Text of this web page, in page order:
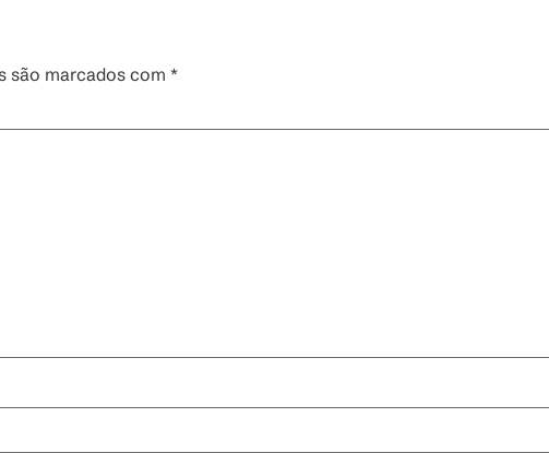
são marcados com *